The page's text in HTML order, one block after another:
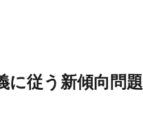
に従う新傾向問題